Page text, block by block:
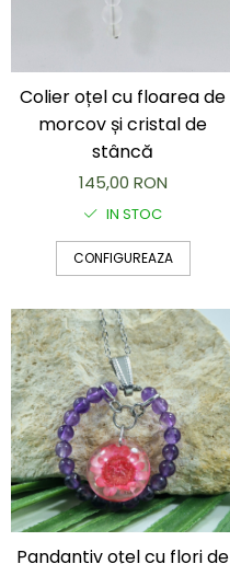
Brățară
Bijuterii aliaj metalic
Colier / Pandantiv
Mărgele / talisman
Accesorii păr
Bijuterii din Floarea de colț
Colier / Pandantiv
Cercei
Suport bijuterii
Bijuterii cu cristale naturale
Colier / Pandantiv
Cercei
Brățară
Set bijuterii
Bijuterii din lemn
Colier oțel cu floarea de
morcov și cristal de
stâncă
145,00 RON
IN STOC
CONFIGUREAZA
Pandantiv oțel cu flori de